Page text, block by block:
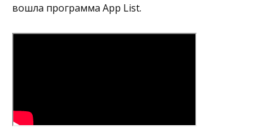
вошла программа App List.